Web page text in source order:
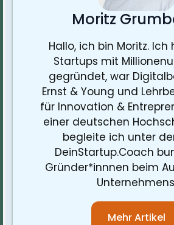
Moritz
Hallo, ich bin Moritz. Ich
Startups mit
gegründet, war
Ernst & Young und
für Innovation &
einer deutschen
begleite ich unter
DeinStartup.Coach
Gründer*innnen beim
Mehr Artikel